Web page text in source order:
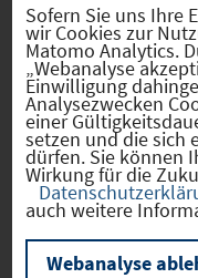
Sozialvers.
Kommunale
Sofern Sie uns Ihre
wir Cookies zur
Matomo Analytics.
„Webanalyse
Einwilligung
Analysezwecken
einer
setzen und die sich
dürfen. Sie können
Wirkung für die
auch weitere
Webanalyse